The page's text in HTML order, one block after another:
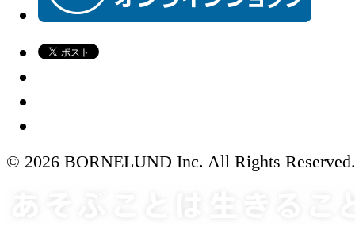
© 2026 BORNELUND Inc. All Rights Reserved.